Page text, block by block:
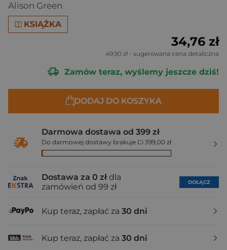
Alison Green
KSIĄŻKA
34,76 zł
49,90 zł - sugerowana cena detaliczna
Zamów teraz, wyślemy jeszcze dziś!
DODAJ DO KOSZYKA
Darmowa dostawa od 399 zł
Do darmowej dostawy brakuje Ci 399,00 zł
Dostawa za 0 zł dla
zamówień od 99 zł
DOŁĄCZ
Kup teraz, zapłać za 30 dni
Kup teraz, zapłać za 30 dni